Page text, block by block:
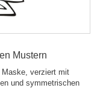
Mustern
verziert mit
und symmetrischen